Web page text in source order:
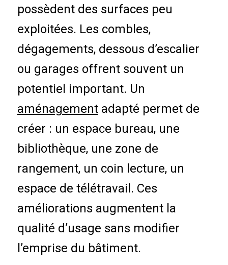
possèdent des surfaces peu
exploitées. Les combles,
dégagements, dessous d’escalier
ou garages offrent souvent un
potentiel important. Un
aménagementadapté permet de
créer : un espace bureau, une
bibliothèque, une zone de
rangement, un coin lecture, un
espace de télétravail. Ces
améliorations augmentent la
qualité d’usage sans modifier
l’emprise du bâtiment.